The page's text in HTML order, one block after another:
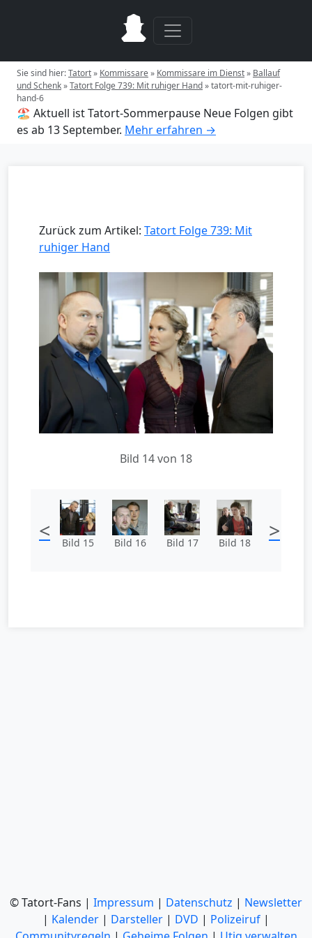
Sie sind hier:Tatort» Kommissare» Kommissare im Dienst» Ballauf
und Schenk»Tatort Folge 739: Mit ruhiger Hand»tatort-mit-ruhiger-
hand-6
🏖️ Aktuell ist Tatort-Sommerpause Neue Folgen gibt
es ab 13 September. Mehr erfahren →
Zurück zum Artikel: Tatort Folge 739: Mit
ruhiger Hand
Bild 14 von 18
< Bild 15 Bild 16 Bild 17 Bild 18 >
© Tatort-Fans | Impressum | Datenschutz | Newsletter
| Kalender | Darsteller | DVD | Polizeiruf |